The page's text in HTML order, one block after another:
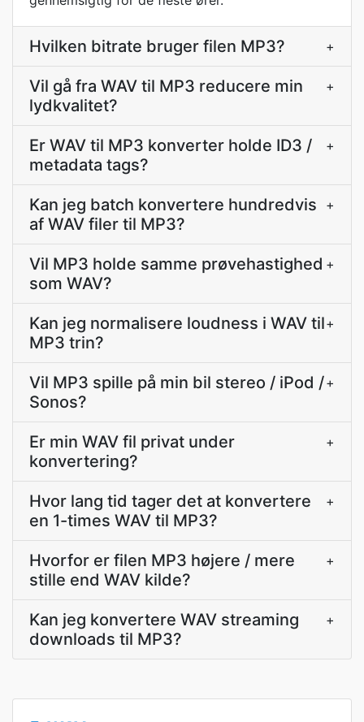
Hvilken bitrate bruger filen MP3? +
Vil gå fra WAV til MP3 reducere min
lydkvalitet?
+
Er WAV til MP3 konverter holde ID3 /
metadata tags?
+
Kan jeg batch konvertere hundredvis
af WAV filer til MP3?
+
Vil MP3 holde samme prøvehastighed
som WAV?
+
Kan jeg normalisere loudness i WAV til
MP3 trin?
+
Vil MP3 spille på min bil stereo / iPod /
Sonos?
+
Er min WAV fil privat under
konvertering?
+
Hvor lang tid tager det at konvertere
en 1-times WAV til MP3?
+
Hvorfor er filen MP3 højere / mere
stille end WAV kilde?
+
Kan jeg konvertere WAV streaming
downloads til MP3?
+